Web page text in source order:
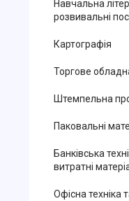
Навчальна
розвивальні
Картографія
Торгове
Штемпельна
Паковальні
Банківська
витратні
Офісна техніка